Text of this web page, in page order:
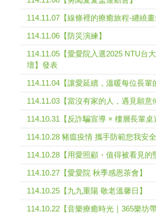
114.11.07【線條裡的療癒旅程-纏繞畫
114.11.06【防災演練】
114.11.05【愛愛院入選2025 NTU台
壇】發表
114.11.04【讓愛延續，溫暖每位長輩
114.11.03【當沒有家的人，遇見願意
114.10.31【反詐騙宣導 × 樓層長輩桌
114.10.28 豬瘟疫情 攜手防範您我安全
114.10.28【用愛照顧・值得被看見的
114.10.27【愛愛院 秋季感恩茶會】
114.10.25【九九重陽 敬老溫馨日】
114.10.22【音樂療癒時光｜365樂坊